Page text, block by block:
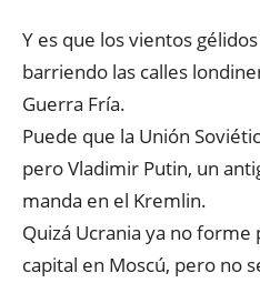
Y es que los vientos
barriendo las calles
Guerra Fría.
Puede que la Unión
pero Vladimir Putin, un
manda en el Kremlin.
Quizá Ucrania ya no forme
capital en Moscú, pero no